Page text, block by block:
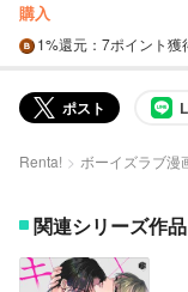
購入
1%還元 ：7ポイント獲
ポスト
Renta! ボーイズラブ漫
関連シリーズ作品